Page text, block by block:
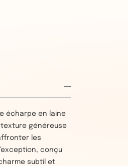
écharpe en laine
généreuse
les
conçu
subtil et